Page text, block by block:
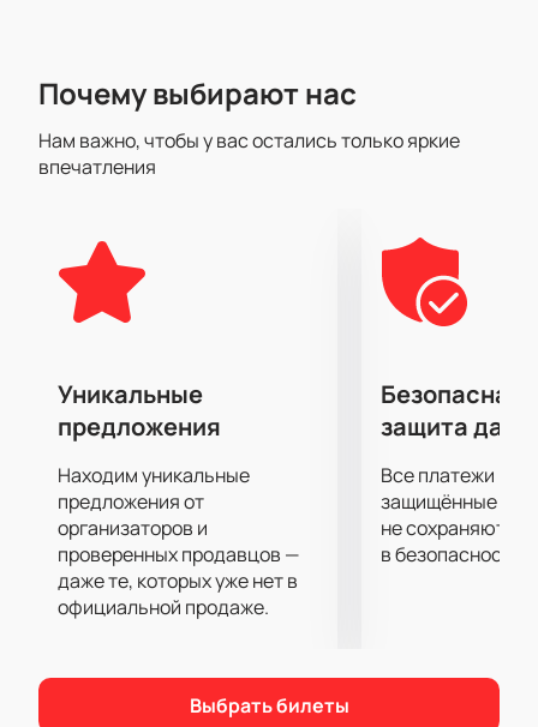
малейших подробностях, независимо от того, как
Как всегда, Лара Фабиан порадует поклонников
своего творчества отменными композициями в
Приготовьтесь подпевать и двигаться в ритм
динамичной музыке!
Почему выбирают нас
Нам важно, чтобы у вас остались только яркие
впечатления
Уникальные
предложения
Находим уникальные
предложения от
организаторов и
проверенных продавцов —
даже те, которых уже нет в
официальной продаже.
Безопасная
защита
Все платежи
защищённые
не сохраняются
в безопасности.
Выбрать билеты